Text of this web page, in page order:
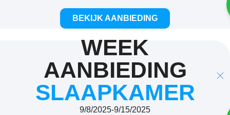
BEKIJK AANBIEDING
WEEK
AANBIEDING
SLAAPKAMER
9/8/2025-9/15/2025